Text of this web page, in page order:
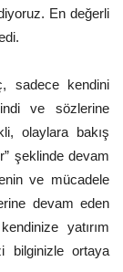
En değerli
sadece kendini
ve sözlerine
olaylara bakış
şeklinde devam
ve mücadele
devam eden
yatırım
bilginizle ortaya